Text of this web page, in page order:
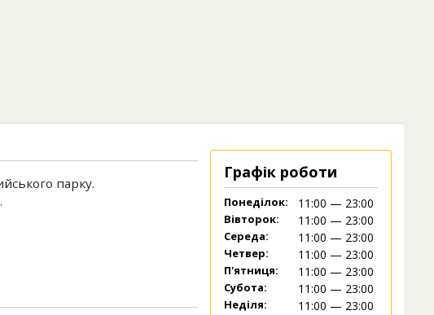
парку.
Графік роботи
Понеділок: 11:00 — 23:00
Вівторок: 11:00 — 23:00
Середа: 11:00 — 23:00
Четвер: 11:00 — 23:00
П'ятниця: 11:00 — 23:00
Субота: 11:00 — 23:00
Неділя: 11:00 — 23:00